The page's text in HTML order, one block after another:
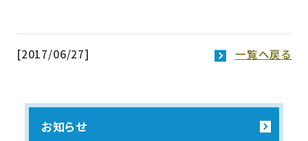
[2017/06/27] 一覧へ戻る
お知らせ